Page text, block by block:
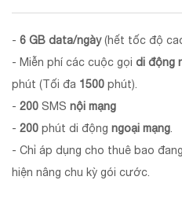
- 6 GB data/ngày(hết tốc độ
- Miễn phí các cuộc gọi di động
phút (Tối đa 1500 phút).
- 200 SMS nội mạng
- 200 phút di động ngoại mạng
- Chỉ áp dụng cho thuê bao
hiện nâng chu kỳ gói cước.